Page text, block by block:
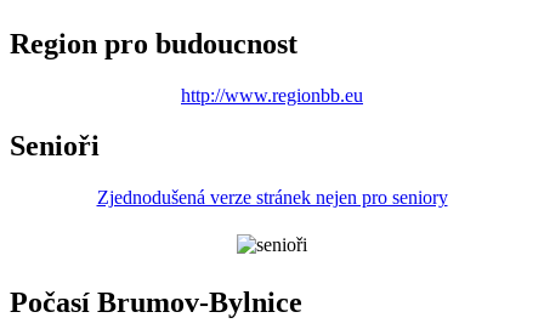
Region pro budoucnost
http://www.regionbb.eu
Senioři
Zjednodušená verze stránek nejen pro seniory
Počasí Brumov-Bylnice